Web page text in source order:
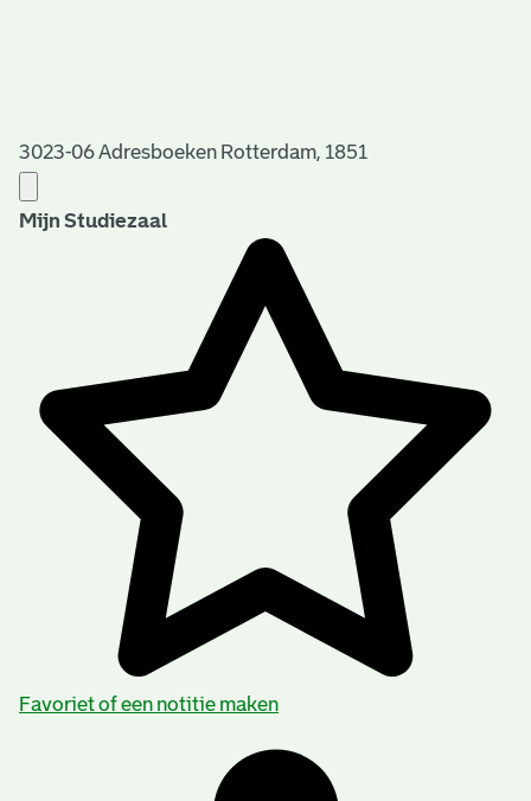
3023-06 Adresboeken Rotterdam, 1851
Mijn Studiezaal
Favoriet of een notitie maken